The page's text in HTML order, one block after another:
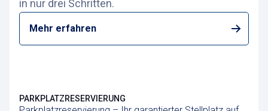
in nur drei Schritten.
Mehr erfahren
PARKPLATZRESERVIERUNG